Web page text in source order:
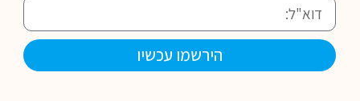
הירשמו עכשיו